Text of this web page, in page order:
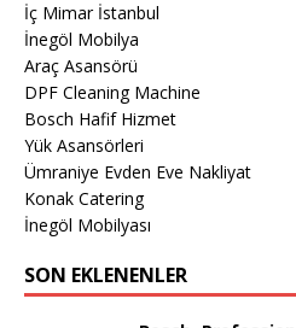
İç Mimar İstanbul
İnegöl Mobilya
Araç Asansörü
DPF Cleaning Machine
Bosch Hafif Hizmet
Yük Asansörleri
Ümraniye Evden Eve Nakliyat
Konak Catering
İnegöl Mobilyası
SON EKLENENLER